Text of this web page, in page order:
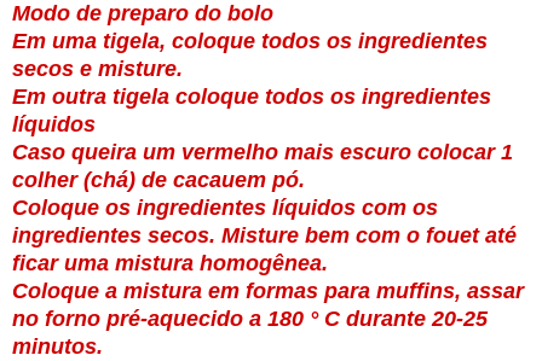
Modo de preparo do bolo
Em uma tigela, coloque todos os ingredientes
secos e misture.
Em outra tigela coloque todos os ingredientes
líquidos
Caso queira um vermelho mais escuro colocar 1
colher (chá) de cacauem pó.
Coloque os ingredientes líquidos com os
ingredientes secos. Misture bem com o fouet até
ficar uma mistura homogênea.
Coloque a mistura em formas para muffins, assar
no forno pré-aquecido a 180 ° C durante 20-25
minutos.